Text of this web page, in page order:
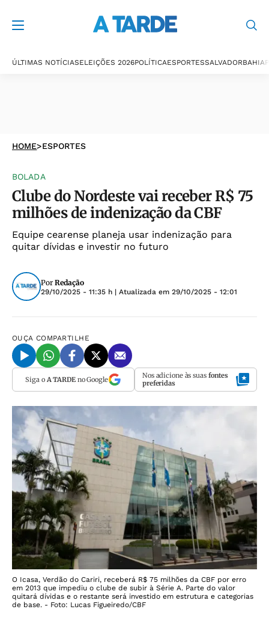
ÚLTIMAS NOTÍCIASELEIÇÕES 2026POLÍTICAESPORTESSALVADORBAHIA
HOME>ESPORTES
BOLADA
Clube do Nordeste vai receber R$ 75
milhões de indenização da CBF
Equipe cearense planeja usar indenização para
quitar dívidas e investir no futuro
Por Redação
29/10/2025 - 11:35 h | Atualizada em 29/10/2025 - 12:01
OUÇA COMPARTILHE
Siga o A TARDEno Google Nos adicione às suas fontes
preferidas
O Icasa, Verdão do Cariri, receberá R$ 75 milhões da CBF por erro
em 2013 que impediu o clube de subir à Série A. Parte do valor
quitará dívidas e o restante será investido em estrutura e categorias
de base. - Foto: Lucas Figueiredo/CBF